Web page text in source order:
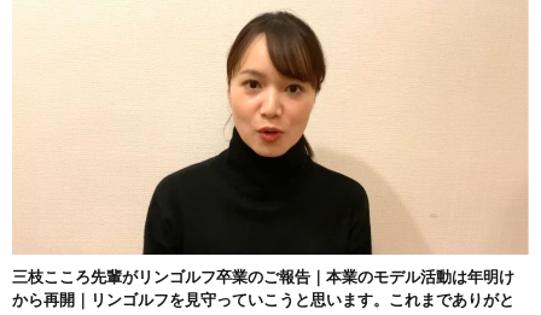
三枝こころ先輩がリンゴルフ卒業のご報告｜本業のモデル活動は年明け
から再開｜リンゴルフを見守っていこうと思います。これまでありがと